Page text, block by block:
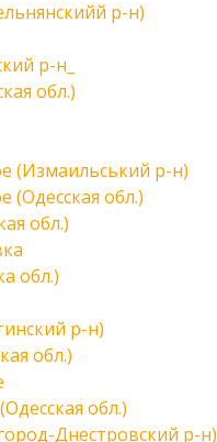
р-н)
р-н_
обл.)
(Измаильський р-н)
(Одесская обл.)
обл.)
обл.)
р-н)
обл.)
обл.)
Днестровский р-н)